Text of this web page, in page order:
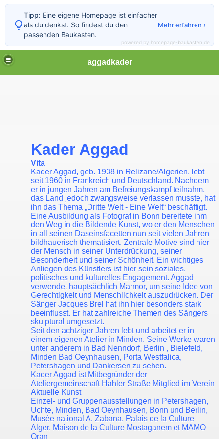
aggadkader
Kader Aggad
Vita
Kader Aggad, geb. 1938 in Relizane/Algerien, lebt
seit 1960 in Frankreich und Deutschland. Nachdem
er in jungen Jahren am Befreiungskampf teilnahm,
das Land jedoch zwangsweise verlassen musste, hat
ihn das Thema „Dritte Welt - Eine Welt“ beschäftigt.
Eine Ausbildung als Fotograf in Bonn bereitete ihm
den Weg in die Bildende Kunst, wo er den Menschen
in all seinen Daseinsfacetten nun seit vielen Jahren
bildhauerisch thematisiert. Zentrale Motive sind hier
der Mensch in seiner Unterdrückung, seiner
Besonderheit und seiner Schönheit. Ein wichtiges
Anliegen des Künstlers ist hier sein soziales,
politisches und kulturelles Engagement. Aggad
verwendet hauptsächlich Marmor, um seine Idee von
Gerechtigkeit und Menschlichkeit auszudrücken. Der
Sänger Jacques Brel hat ihn hier besonders stark
beeinflusst. Er hat zahlreiche Themen des Sängers
skulptural umgesetzt.
Seit den achtziger Jahren lebt und arbeitet er in
einem eigenen Atelier in Minden. Seine Werke waren
unter anderem in Bad Nenndorf, Berlin , Bielefeld,
Minden Bad Oeynhausen, Porta Westfalica,
Petershagen und Dankersen zu sehen.
Kader Aggad ist Mitbegründer der
Ateliergemeinschaft Hahler Straße Mitglied im Verein
Aktuelle Kunst
Einzel- und Gruppenausstellungen in Petershagen,
Uchte, Minden, Bad Oeynhausen, Bonn und Berlin,
Musée national A. Zabana, Palais de la Culture
Alger, Maison de la Culture Mostaganem et MAMO
Oran
Tipp: Eine eigene Homepage ist einfacher
als du denkst. So findest du den
passenden Baukasten.
Mehr erfahren ›
powered by homepage-baukasten.de